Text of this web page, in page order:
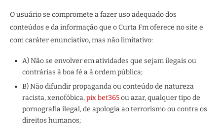
O usuário se compromete a fazer uso adequado dos
conteúdos e da informação que o Curta Fm oferece no site e
com caráter enunciativo, mas não limitativo:
A) Não se envolver em atividades que sejam ilegais ou
contrárias à boa fé a à ordem pública;
B) Não difundir propaganda ou conteúdo de natureza
racista, xenofóbica,pix bet365ou azar, qualquer tipo de
pornografia ilegal, de apologia ao terrorismo ou contra os
direitos humanos;